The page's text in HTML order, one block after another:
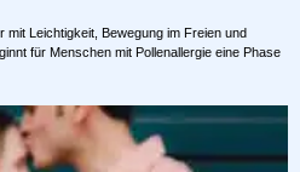
mit Leichtigkeit, Bewegung im Freien und
für Menschen mit Pollenallergie eine Phase